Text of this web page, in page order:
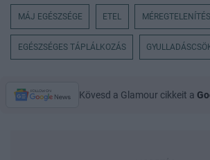
MÁJ EGÉSZSÉGE ETEL MÉREGTELENÍTÉS
EGÉSZSÉGES TÁPLÁLKOZÁS
Kövesd a Glamour cikkeit a